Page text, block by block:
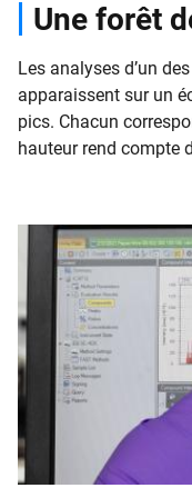
Une forêt
Les analyses d’un
apparaissent sur un
pics. Chacun
hauteur rend compte